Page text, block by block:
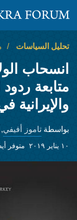
معهد واشنطن
تحليل السياسات
انسحاب
متابعة ردود
والإيرانية
بواسطة تاموز أفيفي,
١٠ يناير ٢٠١٩ متوفر